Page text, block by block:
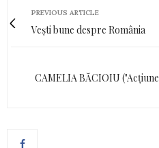
PREVIOUS ARTICLE
Vești bune despre România
CAMELIA BĂCIOIU